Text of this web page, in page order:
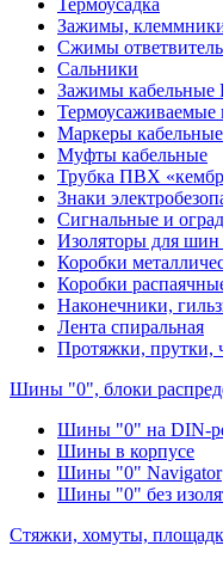
Термоусадка
Зажимы,
Сжимы
Сальники
Зажимы кабельные
Термоусаживаемые
Маркеры кабельные
Муфты кабельные
Трубка ПВХ
Знаки
Сигнальные и
Изоляторы для шин
Коробки
Коробки
Наконечники,
Лента спиральная
Протяжки, прутки,
Шины "0", блоки
Шины "0" на DIN-
Шины в корпусе
Шины "0" Navigator
Шины "0" без
Стяжки, хомуты,